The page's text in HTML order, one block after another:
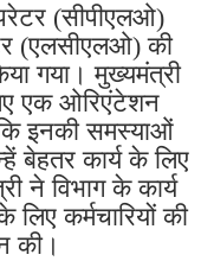
(सीपीएलओ)
(एलसीएलओ) की
गया। मुख्यमंत्री
एक ओरिएंटेशन
इनकी समस्याओं
बेहतर कार्य के लिए
ने विभाग के कार्य
कर्मचारियों की
की।